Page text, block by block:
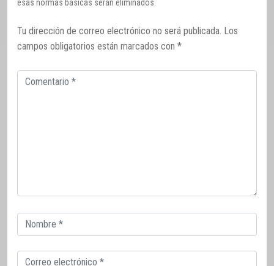
esas normas básicas serán eliminados.
Tu dirección de correo electrónico no será publicada. Los
campos obligatorios están marcados con *
Comentario
Correo
electrónico
Correo